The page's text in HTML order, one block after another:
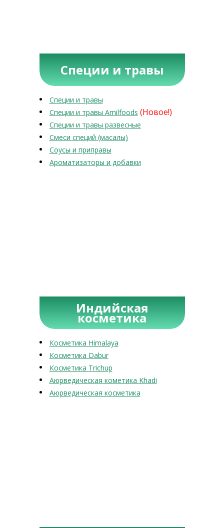
Специи и травы
Специи и травы
Специи и травы Amilfoods (Новое!)
Специи и травы развесные
Смеси специй (масалы)
Соусы и приправы
Ароматизаторы и добавки
Индийская
косметика
Косметика Himalaya
Косметика Dabur
Косметика Trichup
Аюрведическая кометика Khadi
Аюрведическая косметика